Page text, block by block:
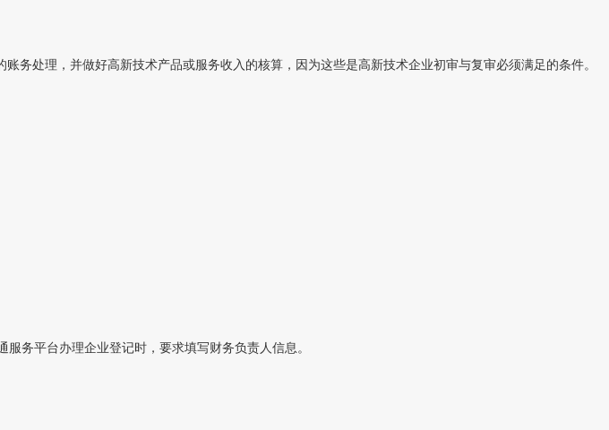
处理，并做好高新技术产品或服务收入的核算，因为这些是高新技术企业初审与复审必须满足的条件。
务平台办理企业登记时，要求填写财务负责人信息。